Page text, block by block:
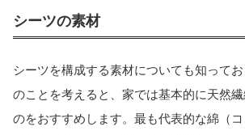
シーツの素材
シーツを構成する素材についても知って
のことを考えると、家では基本的に天然
のをおすすめします。最も代表的な綿（